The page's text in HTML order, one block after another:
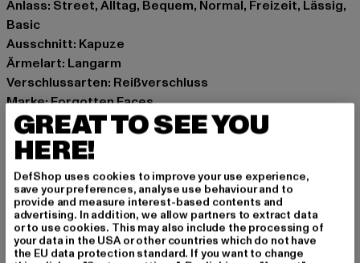
Anlass: Street, Alltag, Bequem, Normal, Freizeit, Lässig,
Basic
Ausschnitt: Kapuze
Ärmelart: Langarm
Verschlussarten: Reißverschluss
Marke: Forgotten Faces
Kat.: Zip Hoodies
Farbe: schwarz
Hersteller Farbe: black
Materialzusammensetzung: 100% Baumwolle
Art.Nr: FOF0138-00007
Hersteller: TB International GmbH |info@tbint.de
Dr.-Robert-Murjahn-Straße 7 | 64372 Ober-Ramstadt |
GREAT TO SEE YOU
HERE!
DefShop uses cookies to improve your use experience,
save your preferences, analyse use behaviour and to
provide and measure interest-based contents and
advertising. In addition, we allow partners to extract data
or to use cookies. This may also include the processing of
your data in the USA or other countries which do not have
the EU data protection standard. If you want to change